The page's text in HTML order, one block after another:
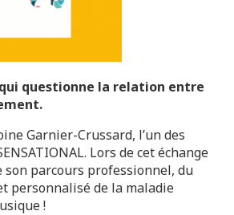
questionne la relation entre
Garnier-Crussard, l’un des
Lors de cet échange
son parcours professionnel, du
personnalisé de la maladie
!